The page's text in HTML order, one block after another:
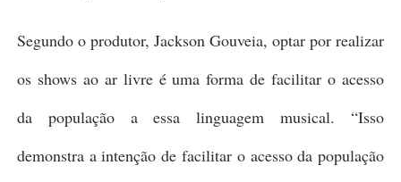
Segundo o produtor, Jackson Gouveia, optar por realizar
os shows ao ar livre é uma forma de facilitar o acesso
da população a essa linguagem musical. “Isso
demonstra a intenção de facilitar o acesso da população